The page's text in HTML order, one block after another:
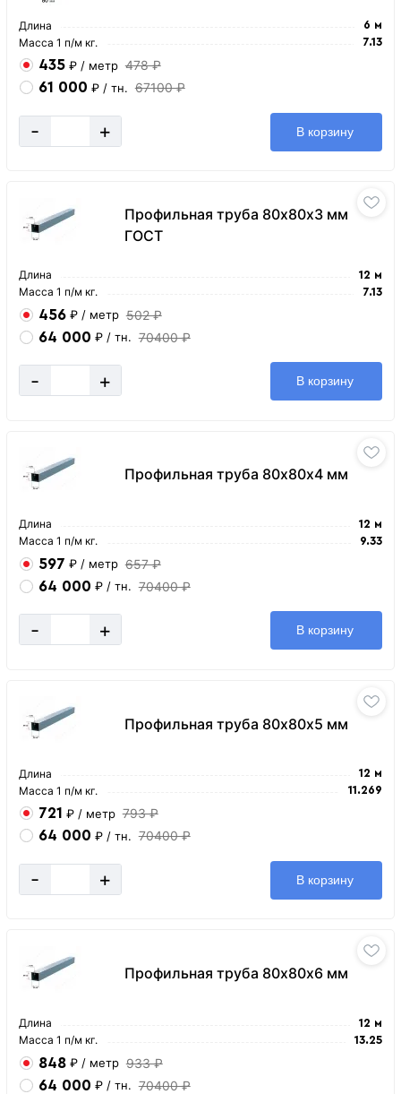
Длина 6 м
Масса 1 п/м кг. 7.13
435 ₽ / метр 478 ₽
61 000 ₽ / тн. 67100 ₽
- + В корзину
Профильная труба 80х80х3 мм
ГОСТ
Длина 12 м
Масса 1 п/м кг. 7.13
456 ₽ / метр 502 ₽
64 000 ₽ / тн. 70400 ₽
- + В корзину
Профильная труба 80х80х4 мм
Длина 12 м
Масса 1 п/м кг. 9.33
597 ₽ / метр 657 ₽
64 000 ₽ / тн. 70400 ₽
- + В корзину
Профильная труба 80х80х5 мм
Длина 12 м
Масса 1 п/м кг. 11.269
721 ₽ / метр 793 ₽
64 000 ₽ / тн. 70400 ₽
- + В корзину
Профильная труба 80х80х6 мм
Длина 12 м
Масса 1 п/м кг. 13.25
848 ₽ / метр 933 ₽
64 000 ₽ / тн. 70400 ₽